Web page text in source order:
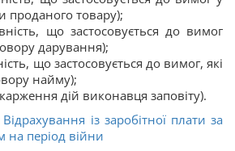
проданого товару);
що застосовується до вимог
дарування);
що застосовується до вимог, які
найму);
дій виконавця заповіту).
Відрахування із заробітної плати за
період війни